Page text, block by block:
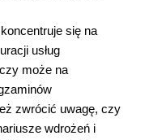
się na
usług
może na
zwrócić uwagę, czy
wdrożeń i